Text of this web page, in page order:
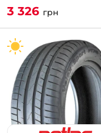
3 326 грн